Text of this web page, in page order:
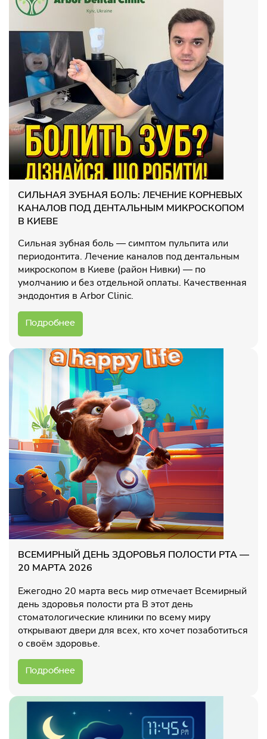
СИЛЬНАЯ ЗУБНАЯ БОЛЬ: ЛЕЧЕНИЕ КОРНЕВЫХ
КАНАЛОВ ПОД ДЕНТАЛЬНЫМ МИКРОСКОПОМ
В КИЕВЕ
Сильная зубная боль — симптом пульпита или
периодонтита. Лечение каналов под дентальным
микроскопом в Киеве (район Нивки) — по
умолчанию и без отдельной оплаты. Качественная
эндодонтия в Arbor Clinic.
Подробнее
ВСЕМИРНЫЙ ДЕНЬ ЗДОРОВЬЯ ПОЛОСТИ РТА —
20 МАРТА 2026
Ежегодно 20 марта весь мир отмечает Всемирный
день здоровья полости рта В этот день
стоматологические клиники по всему миру
открывают двери для всех, кто хочет позаботиться
о своём здоровье.
Подробнее